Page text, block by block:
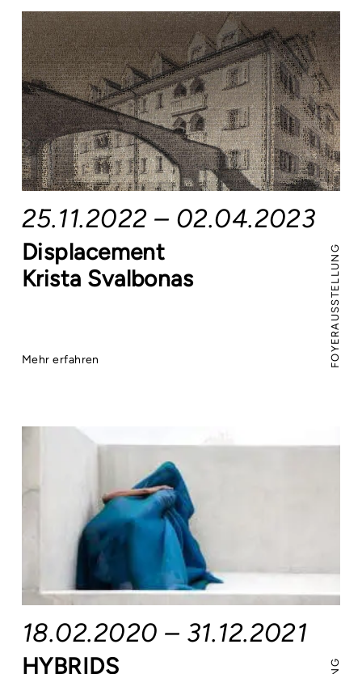
FOYERAUSSTELLUNG
25.11.2022 – 02.04.2023
Displacement
Krista Svalbonas
Mehr erfahren
18.02.2020 – 31.12.2021
HYBRIDS